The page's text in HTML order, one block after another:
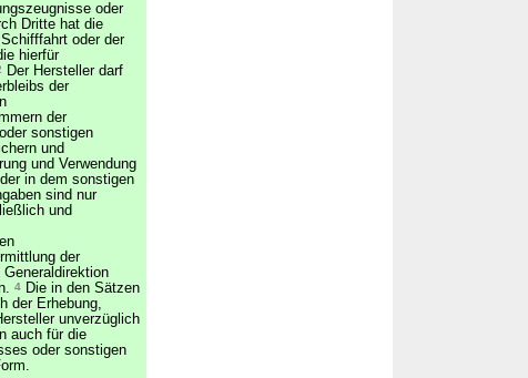
oder
Dritte hat die
oder der
hierfür
Der Hersteller darf
der
der
sonstigen
und
und Verwendung
in dem sonstigen
sind nur
und
der
4 Die in den Sätzen
der Erhebung,
unverzüglich
auch für die
oder sonstigen